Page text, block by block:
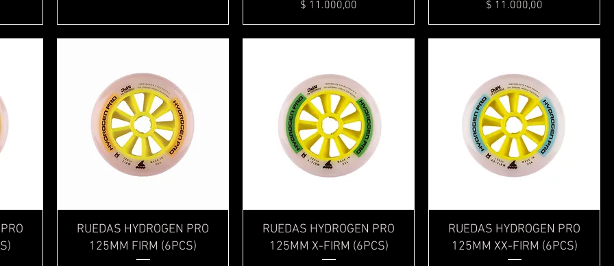
Precio
$ 11.000,00 Precio
$ 11.000,00
Vista rápida
RUEDAS HYDROGEN PRO
125MM FIRM (6PCS)
Vista rápida
RUEDAS HYDROGEN PRO
125MM X-FIRM (6PCS)
Vista rápida
RUEDAS HYDROGEN PRO
125MM XX-FIRM (6PCS)